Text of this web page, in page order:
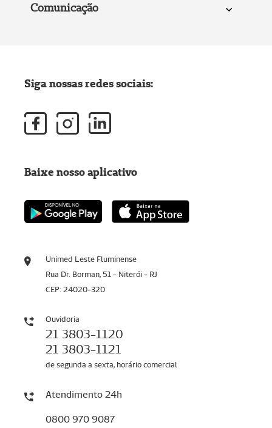
Comunicação
Unimed Leste Fluminense
Rua Dr. Borman, 51 - Niterói - RJ
CEP: 24020-320
Ouvidoria
21 3803-1120
21 3803-1121
de segunda a sexta, horário comercial
Atendimento 24h
0800 970 9087
Siga nossas redes sociais:
Baixe nosso aplicativo